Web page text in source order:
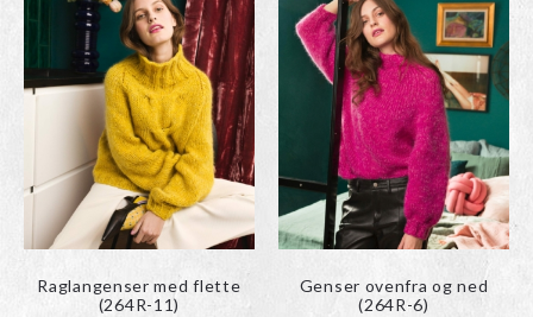
Raglangenser med flette
(264R-11)
Genser ovenfra og ned
(264R-6)